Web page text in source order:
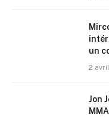
un
2
Jon